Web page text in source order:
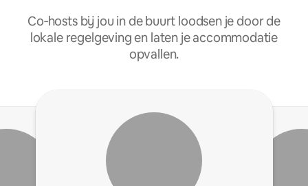
Co‑hosts bij jou in de buurt loodsen je door de
lokale regelgeving en laten je accommodatie
opvallen.